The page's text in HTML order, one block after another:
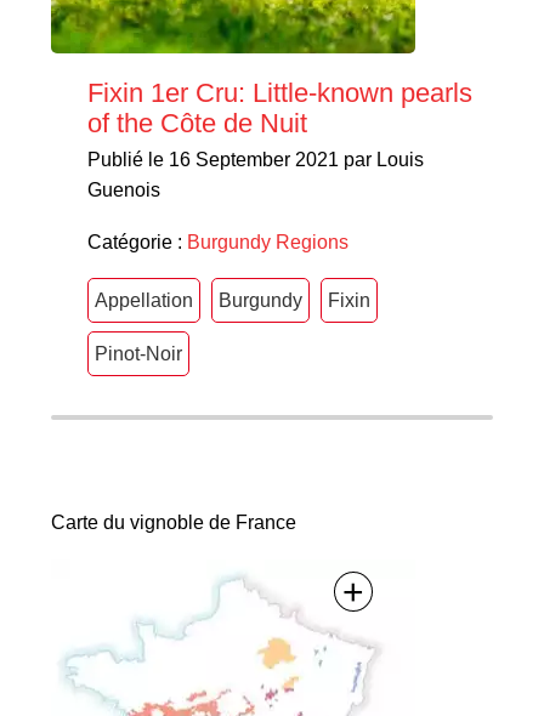
Fixin 1er Cru: Little-known pearls
of the Côte de Nuit
Publié le 16 September 2021 par Louis
Guenois
Catégorie : Burgundy Regions
Appellation Burgundy Fixin
Pinot-Noir
Carte du vignoble de France
+